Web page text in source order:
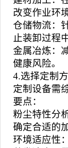
改变作业环境
仓储物流：
止装卸过程
金属冶炼：
健康风险。
4.选择定制
定制设备需
要点：
粉尘特性分
确定合适的
环境适应性